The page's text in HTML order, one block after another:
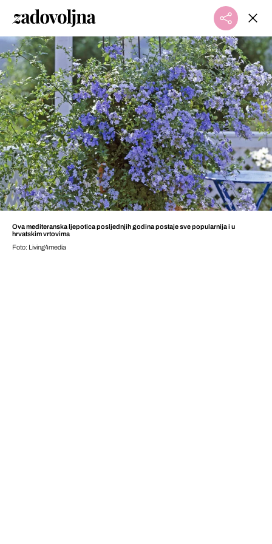
Ova mediteranska ljepotica posljednjih godina postaje sve popularnija i u
hrvatskim vrtovima
Foto: Living4media